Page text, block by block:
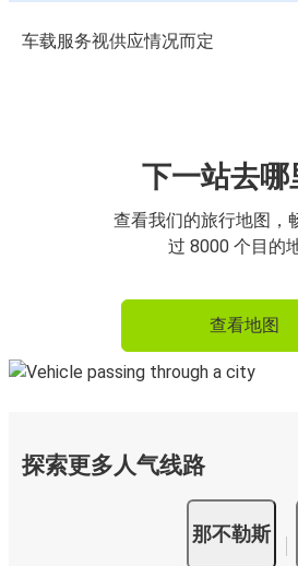
车载服务视供应情况而定
下一站去哪
查看我们的旅行地图，
过 8000 个目的地
查看地图
探索更多人气线路
那不勒斯